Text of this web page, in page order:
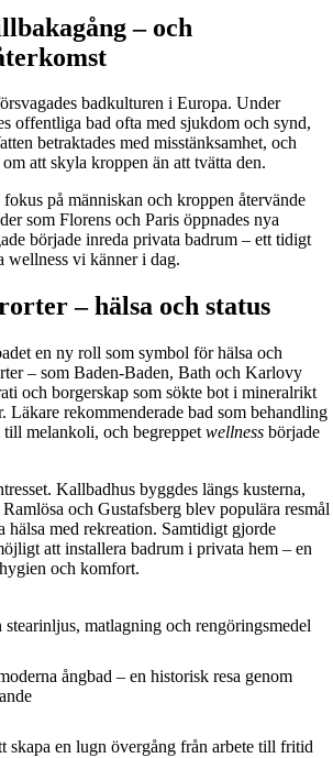
– och
badkulturen i Europa. Under
offentliga bad ofta med sjukdom och synd,
betraktades med misstänksamhet, och
att skyla kroppen än att tvätta den.
fokus på människan och kroppen återvände
som Florens och Paris öppnades nya
började inreda privata badrum – ett tidigt
wellness vi känner i dag.
– hälsa och status
en ny roll som symbol för hälsa och
– som Baden-Baden, Bath och Karlovy
och borgerskap som sökte bot i mineralrikt
Läkare rekommenderade bad som behandling
melankoli, och begreppet wellness började
Kallbadhus byggdes längs kusterna,
och Gustafsberg blev populära resmål
hälsa med rekreation. Samtidigt gjorde
att installera badrum i privata hem – en
och komfort.
matlagning och rengöringsmedel
ångbad – en historisk resa genom
skapa en lugn övergång från arbete till fritid